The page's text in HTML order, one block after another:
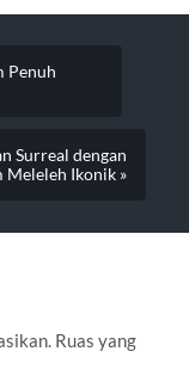
Penuh
Surreal dengan
Meleleh Ikonik »
Ruas yang